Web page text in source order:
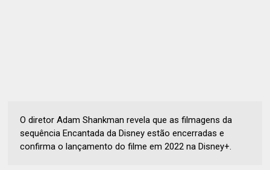
O diretor Adam Shankman revela que as filmagens da
sequência Encantada da Disney estão encerradas e
confirma o lançamento do filme em 2022 na Disney+.